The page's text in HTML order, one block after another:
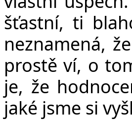
šťastní, ti
neznamená,
prostě ví, o
je, že
jaké jsme si